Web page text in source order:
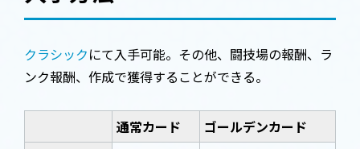
クラシックにて入手可能。その他、闘技場の報酬、ラ
ンク報酬、作成で獲得することができる。
通常カード ゴールデンカード